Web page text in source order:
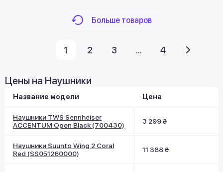
Больше товаров
1 2 3 ... 4
Цены на Наушники
Название модели Цена
Наушники TWS Sennheiser
ACCENTUM Open Black (700430)
3 299 ₴
Наушники Suunto Wing 2 Coral
Red (SS051260000)
11 388 ₴